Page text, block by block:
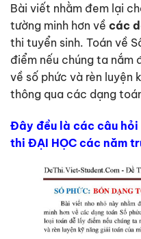
Bài viết nhằm đem lại
tường minh hơn về các
thi tuyển sinh. Toán về
điểm nếu chúng ta nắm
về số phức và rèn luyện
thông qua các dạng
Đây đều là các câu
thi ĐẠI HỌC các năm